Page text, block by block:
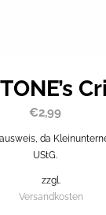
€2,99
da
UStG.
zzgl.
Versandkosten